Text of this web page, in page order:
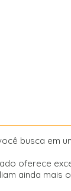
busca em
oferece
ainda mais